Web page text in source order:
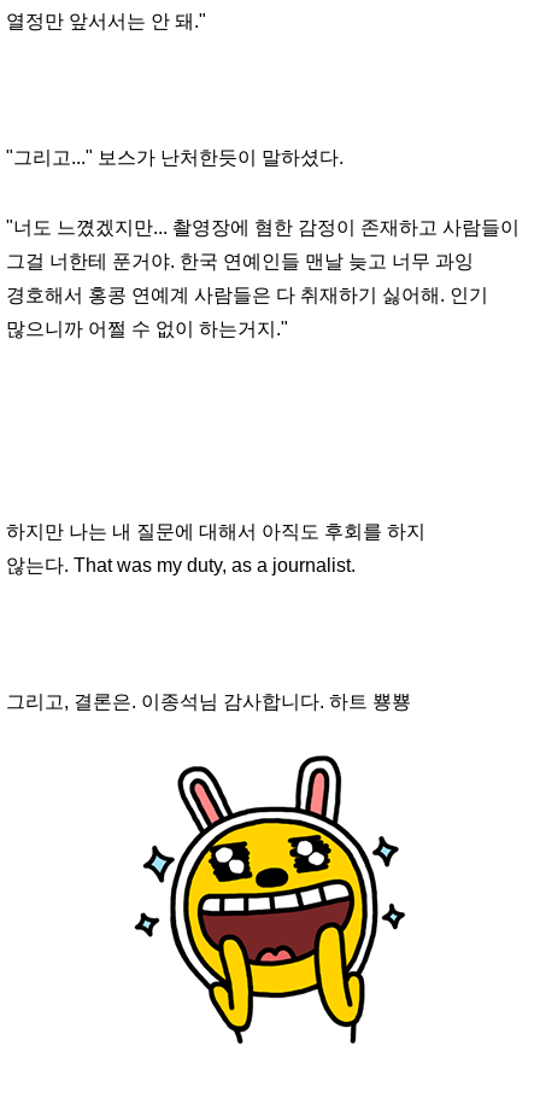
열정만 앞서서는 안 돼."
"그리고..." 보스가 난처한듯이 말하셨다.
"너도 느꼈겠지만... 촬영장에 혐한 감정이 존재하고 사람들이
그걸 너한테 푼거야. 한국 연예인들 맨날 늦고 너무 과잉
경호해서 홍콩 연예계 사람들은 다 취재하기 싫어해. 인기
많으니까 어쩔 수 없이 하는거지."
하지만 나는 내 질문에 대해서 아직도 후회를 하지
않는다. That was my duty, as a journalist.
그리고, 결론은. 이종석님 감사합니다. 하트 뿅뿅